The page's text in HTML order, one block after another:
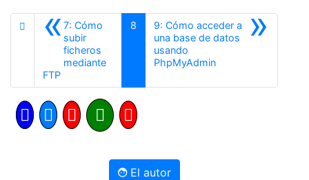
«7: Cómo
subir
ficheros
mediante
FTPAnterior
8 »
9: Cómo acceder a
una base de datos
usando
PhpMyAdminSiguiente
El autor